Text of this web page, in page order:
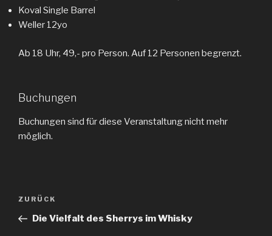
Koval Single Barrel
Weller 12yo
Ab 18 Uhr, 49,- pro Person. Auf 12 Personen begrenzt.
Buchungen
Buchungen sind für diese Veranstaltung nicht mehr
möglich.
Beitragsnavigation
Vorheriger
Beitrag
ZURÜCK
Die Vielfalt des Sherrys im Whisky